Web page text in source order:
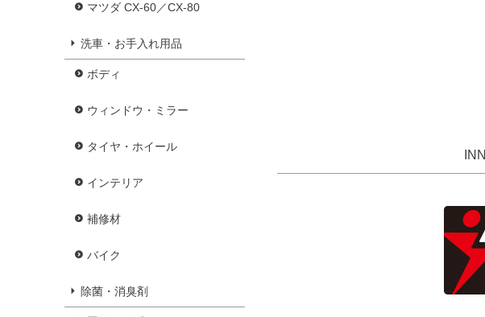
マツダ CX-60／CX-80
洗車・お手入れ用品
ボディ
ウィンドウ・ミラー
タイヤ・ホイール
インテリア
補修材
バイク
除菌・消臭剤